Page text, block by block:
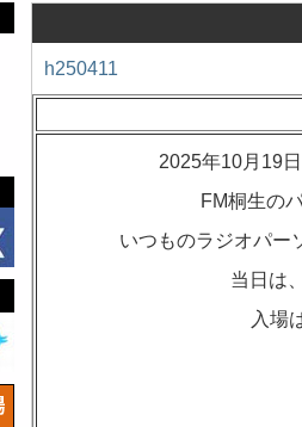
h250411
2025年10月19
FM桐生の
いつものラジオパー
当日は
入場